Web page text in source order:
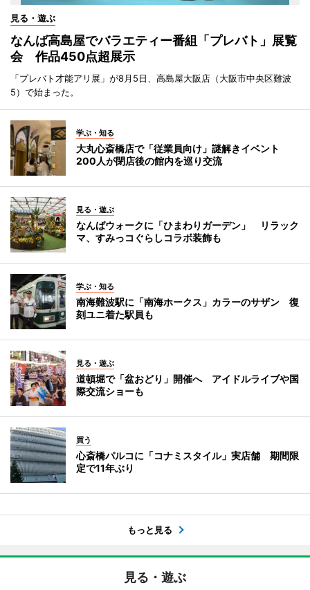
見る・遊ぶ
なんば高島屋でバラエティー番組「プレバト」展覧
会 作品450点超展示
「プレバト才能アリ展」が8月5日、高島屋大阪店（大阪市中央区難波
5）で始まった。
学ぶ・知る
大丸心斎橋店で「従業員向け」謎解きイベント
200人が閉店後の館内を巡り交流
見る・遊ぶ
なんばウォークに「ひまわりガーデン」 リラック
マ、すみっコぐらしコラボ装飾も
学ぶ・知る
南海難波駅に「南海ホークス」カラーのサザン 復
刻ユニ着た駅員も
見る・遊ぶ
道頓堀で「盆おどり」開催へ アイドルライブや国
際交流ショーも
買う
心斎橋パルコに「コナミスタイル」実店舗 期間限
定で11年ぶり
もっと見る
見る・遊ぶ